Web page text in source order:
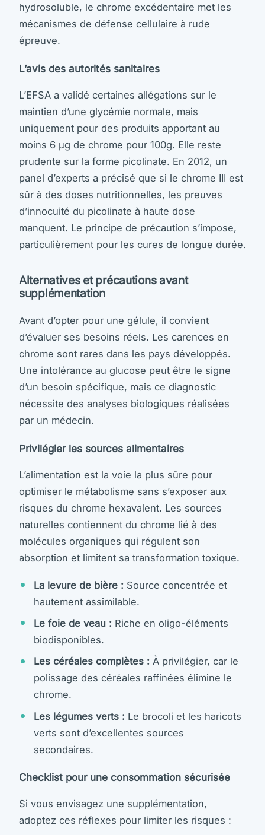
hydrosoluble, le chrome excédentaire met les
mécanismes de défense cellulaire à rude
épreuve.
L’avis des autorités sanitaires
L’EFSA a validé certaines allégations sur le
maintien d’une glycémie normale, mais
uniquement pour des produits apportant au
moins 6 µg de chrome pour 100g. Elle reste
prudente sur la forme picolinate. En 2012, un
panel d’experts a précisé que si le chrome III est
sûr à des doses nutritionnelles, les preuves
d’innocuité du picolinate à haute dose
manquent. Le principe de précaution s’impose,
particulièrement pour les cures de longue durée.
Alternatives et précautions avant
supplémentation
Avant d’opter pour une gélule, il convient
d’évaluer ses besoins réels. Les carences en
chrome sont rares dans les pays développés.
Une intolérance au glucose peut être le signe
d’un besoin spécifique, mais ce diagnostic
nécessite des analyses biologiques réalisées
par un médecin.
Privilégier les sources alimentaires
L’alimentation est la voie la plus sûre pour
optimiser le métabolisme sans s’exposer aux
risques du chrome hexavalent. Les sources
naturelles contiennent du chrome lié à des
molécules organiques qui régulent son
absorption et limitent sa transformation toxique.
La levure de bière : Source concentrée et
hautement assimilable.
Le foie de veau : Riche en oligo-éléments
biodisponibles.
Les céréales complètes : À privilégier, car le
polissage des céréales raffinées élimine le
chrome.
Les légumes verts : Le brocoli et les haricots
verts sont d’excellentes sources
secondaires.
Checklist pour une consommation sécurisée
Si vous envisagez une supplémentation,
adoptez ces réflexes pour limiter les risques :